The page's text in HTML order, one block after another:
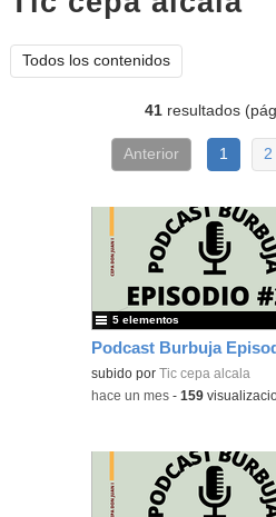
Todos los contenidos
41 resultados
Anterior 1 2
Podcast Burbuja
subido por Tic cepa alcala
5 elementos
-hace un mes -159